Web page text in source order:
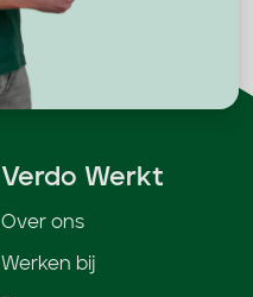
Verdo Werkt
Over ons
Werken bij